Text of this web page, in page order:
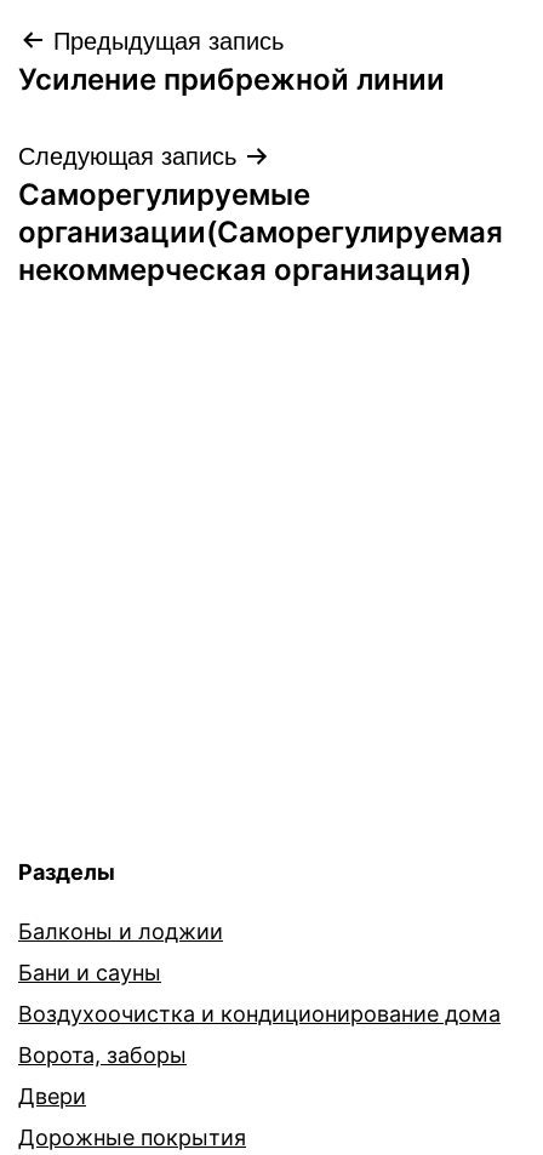
Навигация
по
записям
Предыдущая запись
Усиление прибрежной линии
Следующая запись
Саморегулируемые
организации(Саморегулируемая
некоммерческая организация)
Разделы
Балконы и лоджии
Бани и сауны
Воздухоочистка и кондиционирование дома
Ворота, заборы
Двери
Дорожные покрытия